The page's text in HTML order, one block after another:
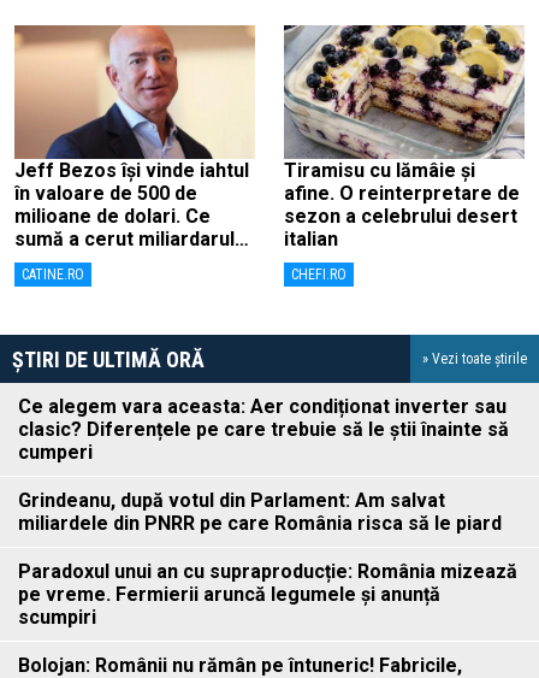
Jeff Bezos își vinde iahtul
în valoare de 500 de
milioane de dolari. Ce
sumă a cerut miliardarul
pentru nava sa, Koru
CATINE.RO
Tiramisu cu lămâie și
afine. O reinterpretare de
sezon a celebrului desert
italian
CHEFI.RO
ȘTIRI DE ULTIMĂ ORĂ » Vezi toate știrile
Ce alegem vara aceasta: Aer condiționat inverter sau
clasic? Diferențele pe care trebuie să le știi înainte să
cumperi
Grindeanu, după votul din Parlament: Am salvat
miliardele din PNRR pe care România risca să le piard
Paradoxul unui an cu supraproducție: România mizează
pe vreme. Fermierii aruncă legumele și anunță
scumpiri
Bolojan: Românii nu rămân pe întuneric! Fabricile,